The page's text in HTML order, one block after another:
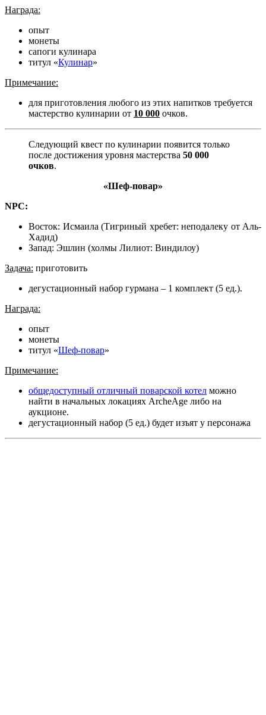
Награда:
опыт
монеты
сапоги кулинара
титул «Кулинар»
Примечание:
для приготовления любого из этих напитков требуется
мастерство кулинарии от 10 000 очков.
Следующий квест по кулинарии появится только
после достижения уровня мастерства 50 000
очков.
«Шеф-повар»
NPC:
Восток: Исмаила (Тигриный хребет: неподалеку от Аль-
Хадид)
Запад: Эшлин (холмы Лилиот: Виндилоу)
Задача: приготовить
дегустационный набор гурмана – 1 комплект (5 ед.).
Награда:
опыт
монеты
титул «Шеф-повар»
Примечание:
общедоступный отличный поварской котел можно
найти в начальных локациях ArcheAge либо на
аукционе.
дегустационный набор (5 ед.) будет изъят у персонажа